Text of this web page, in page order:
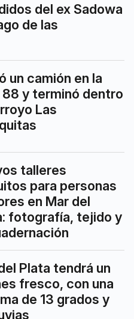
del ex Sadowa
de las
un camión en la
88 y terminó dentro
Las
talleres
para personas
en Mar del
fotografía, tejido y
Plata tendrá un
fresco, con una
de 13 grados y